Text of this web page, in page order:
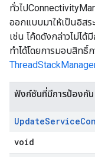
ทั่วไป
ออกแบบมาให้เป็นอิสร
เช่น โค้ดดังกล่าวไม่ได้
ทำได้โดยการมอบสิทธิ์
ฟังก์ชันที่มีการป้องกัน
UpdateService
void